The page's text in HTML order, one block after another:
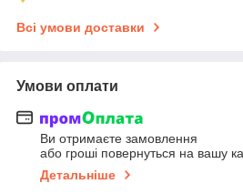
Всі умови доставки
Умови оплати
Ви отримаєте замовлення
або гроші повернуться на вашу
Детальніше